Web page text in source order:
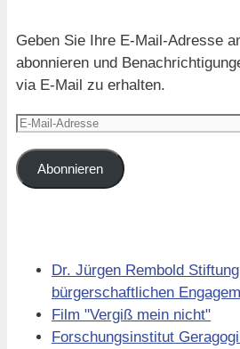
Geben Sie Ihre E-Mail-Adresse
abonnieren und
via E-Mail zu erhalten.
E-
Adresse
Abonnieren
Dr. Jürgen Rembold
bürgerschaftlichen
Film "Vergiß mein nicht"
Forschungsinstitut